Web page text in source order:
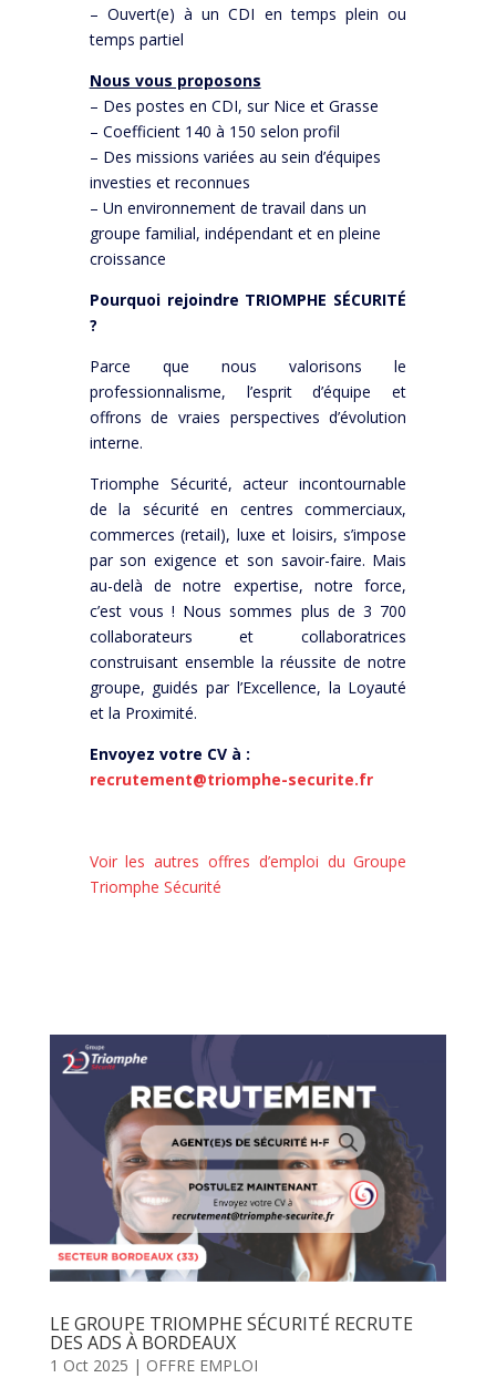
– Ouvert(e) à un CDI en temps plein ou
temps partiel
Nous vous proposons
– Des postes en CDI, sur Nice et Grasse
– Coefficient 140 à 150 selon profil
– Des missions variées au sein d’équipes
investies et reconnues
– Un environnement de travail dans un
groupe familial, indépendant et en pleine
croissance
Pourquoi rejoindre TRIOMPHE SÉCURITÉ
?
Parce que nous valorisons le
professionnalisme, l’esprit d’équipe et
offrons de vraies perspectives d’évolution
interne.
Triomphe Sécurité, acteur incontournable
de la sécurité en centres commerciaux,
commerces (retail), luxe et loisirs, s’impose
par son exigence et son savoir-faire. Mais
au-delà de notre expertise, notre force,
c’est vous ! Nous sommes plus de 3 700
collaborateurs et collaboratrices
construisant ensemble la réussite de notre
groupe, guidés par l’Excellence, la Loyauté
et la Proximité.
Envoyez votre CV à :
recrutement@triomphe-securite.fr
Voir les autres offres d’emploi du Groupe
Triomphe Sécurité
LE GROUPE TRIOMPHE SÉCURITÉ RECRUTE
DES ADS À BORDEAUX
1 Oct 2025 | OFFRE EMPLOI